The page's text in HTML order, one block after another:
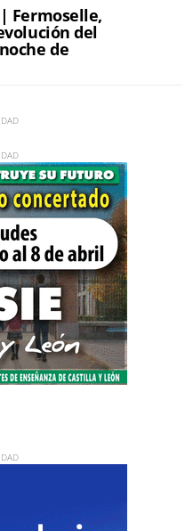
| Fermoselle,
del
de